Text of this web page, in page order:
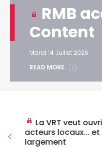
RMB
Content
Mardi 14 Juillet 2026
READ MORE
La VRT veut
acteurs locaux...
largement